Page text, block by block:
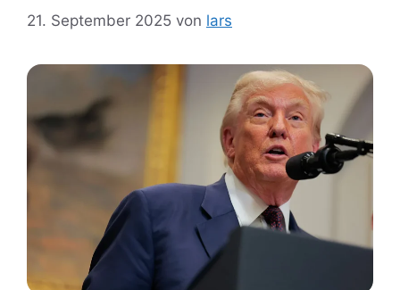
21. September 2025 von lars